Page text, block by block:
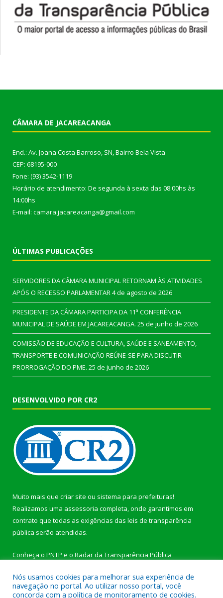
CÂMARA DE JACAREACANGA
End.: Av. Joana Costa Barroso, SN, Bairro Bela Vista
CEP: 68195-000
Fone: (93) 3542-1119
Horário de atendimento: De segunda à sexta das 08:00hs às
14:00hs
E-mail: camara.jacareacanga@gmail.com
ÚLTIMAS PUBLICAÇÕES
SERVIDORES DA CÂMARA MUNICIPAL RETORNAM ÀS ATIVIDADES
APÓS O RECESSO PARLAMENTAR4 de agosto de 2026
PRESIDENTE DA CÂMARA PARTICIPA DA 11ª CONFERÊNCIA
MUNICIPAL DE SAÚDE EM JACAREACANGA. 25 de junho de 2026
COMISSÃO DE EDUCAÇÃO E CULTURA, SAÚDE E SANEAMENTO,
TRANSPORTE E COMUNICAÇÃO REÚNE-SE PARA DISCUTIR
PRORROGAÇÃO DO PME. 25 de junho de 2026
DESENVOLVIDO POR CR2
Muito mais que criar site ou sistema para prefeituras!
Realizamos uma assessoria completa, onde garantimos em
contrato que todas as exigências das leis de transparência
pública serão atendidas.
Conheça o PNTP e o Radar da Transparência Pública
Nós usamos cookies para melhorar sua experiência de
navegação no portal. Ao utilizar nosso portal, você
concorda com a política de monitoramento de cookies.